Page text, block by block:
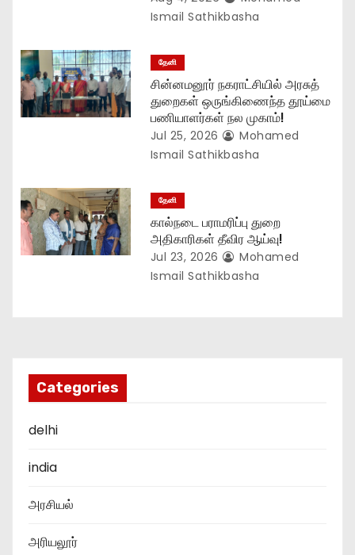
Ismail Sathikbasha
தேனி
சின்னமனூர் நகராட்சியில் அரசுத்
துறைகள் ஒருங்கிணைந்த தூய்மை
பணியாளர்கள் நல முகாம்!
Jul 25, 2026
Mohamed
Ismail Sathikbasha
தேனி
கால்நடை பராமரிப்பு துறை
அதிகாரிகள் தீவிர ஆய்வு!
Jul 23, 2026
Mohamed
Ismail Sathikbasha
Categories
delhi
india
அரசியல்
அரியலூர்